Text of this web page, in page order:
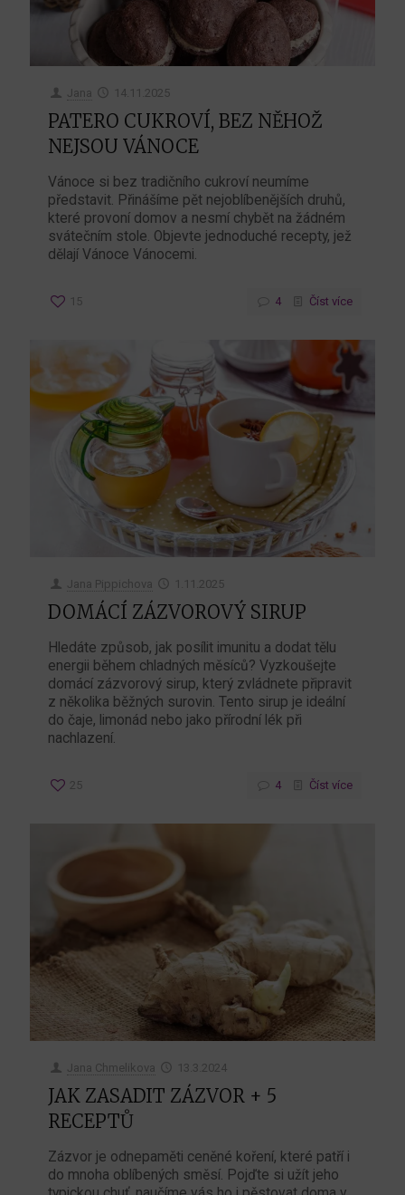
Jana 14.11.2025
PATERO CUKROVÍ, BEZ NĚHOŽ
NEJSOU VÁNOCE
Vánoce si bez tradičního cukroví neumíme
představit. Přinášíme pět nejoblíbenějších druhů,
které provoní domov a nesmí chybět na žádném
svátečním stole. Objevte jednoduché recepty, jež
dělají Vánoce Vánocemi.
15 4 Číst více
Jana Pippichova 1.11.2025
DOMÁCÍ ZÁZVOROVÝ SIRUP
Hledáte způsob, jak posílit imunitu a dodat tělu
energii během chladných měsíců? Vyzkoušejte
domácí zázvorový sirup, který zvládnete připravit
z několika běžných surovin. Tento sirup je ideální
do čaje, limonád nebo jako přírodní lék při
nachlazení.
25 4 Číst více
Jana Chmelikova 13.3.2024
JAK ZASADIT ZÁZVOR + 5
RECEPTŮ
Zázvor je odnepaměti ceněné koření, které patří i
do mnoha oblíbených směsí. Pojďte si užít jeho